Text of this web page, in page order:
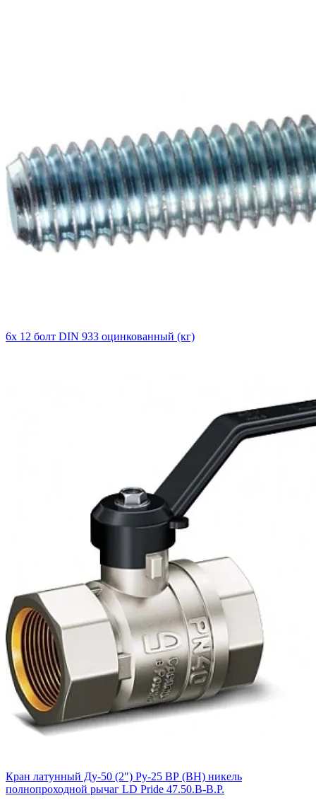
6х 12 болт DIN 933 оцинкованный (кг)
Кран латунный Ду-50 (2″) Ру-25 ВР (ВН) никель
полнопроходной рычаг LD Pride 47.50.В-В.Р.